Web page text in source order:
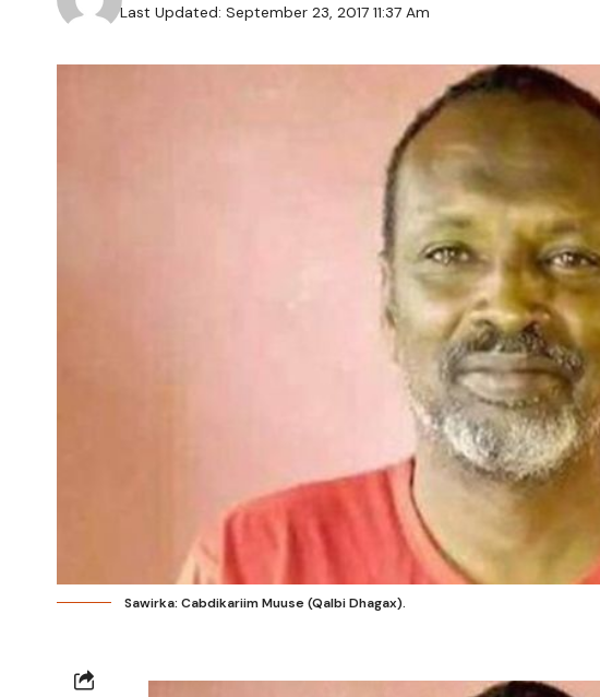
Last Updated: September 23, 2017 11:37 Am
Sawirka: Cabdikariim Muuse (Qalbi Dhagax).